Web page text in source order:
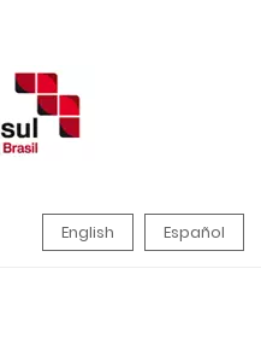
English Español